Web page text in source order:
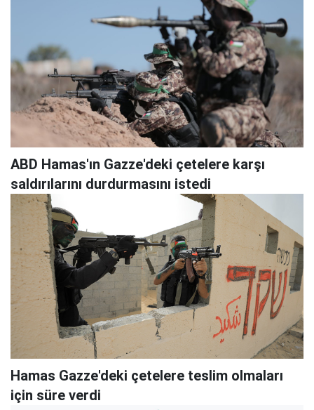
ABD Hamas'ın Gazze'deki çetelere karşı
saldırılarını durdurmasını istedi
Hamas Gazze'deki çetelere teslim olmaları
için süre verdi